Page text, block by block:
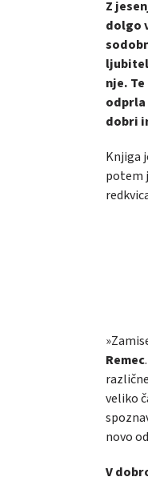
Z
dolgo
nje.
odprla
dobri
Knjiga
potem
Remec
veliko
novo
V